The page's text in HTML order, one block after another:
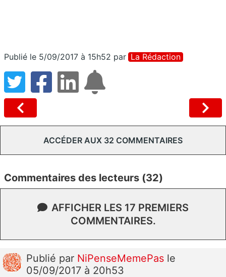
Publié le 5/09/2017 à 15h52 par La Rédaction
ACCÉDER AUX 32 COMMENTAIRES
Commentaires des lecteurs (32)
AFFICHER LES 17 PREMIERS
COMMENTAIRES.
Publié par NiPenseMemePas le
05/09/2017 à 20h53